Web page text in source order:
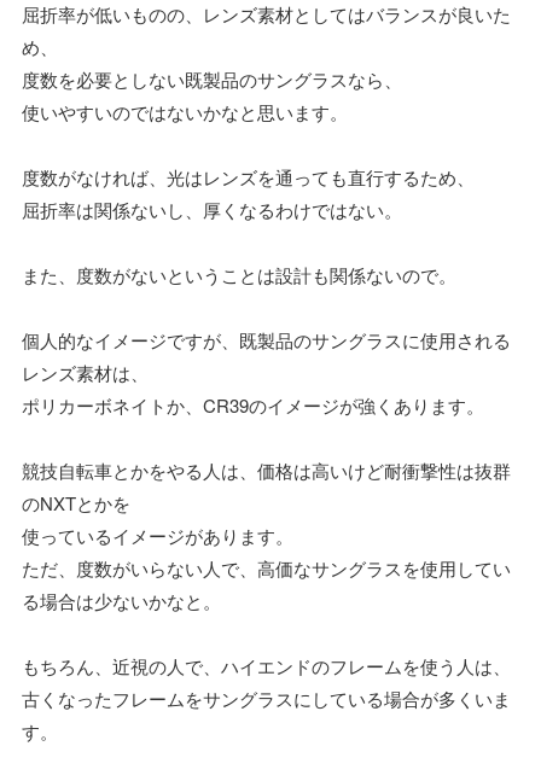
屈折率が低いものの、レンズ素材としてはバランスが良いた
め、
度数を必要としない既製品のサングラスなら、
使いやすいのではないかなと思います。
度数がなければ、光はレンズを通っても直行するため、
屈折率は関係ないし、厚くなるわけではない。
また、度数がないということは設計も関係ないので。
個人的なイメージですが、既製品のサングラスに使用される
レンズ素材は、
ポリカーボネイトか、CR39のイメージが強くあります。
競技自転車とかをやる人は、価格は高いけど耐衝撃性は抜群
のNXTとかを
使っているイメージがあります。
ただ、度数がいらない人で、高価なサングラスを使用してい
る場合は少ないかなと。
もちろん、近視の人で、ハイエンドのフレームを使う人は、
古くなったフレームをサングラスにしている場合が多くいま
す。